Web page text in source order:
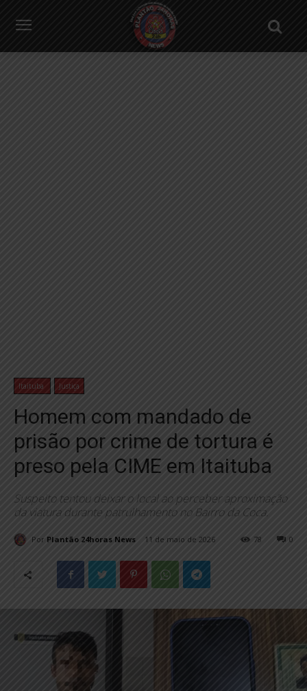
Itaituba Justiça
Homem com mandado de
prisão por crime de tortura é
preso pela CIME em Itaituba
Suspeito tentou deixar o local ao perceber aproximação
da viatura durante patrulhamento no Bairro da Coca.
Por Plantão 24horas News 11 de maio de 2026 0
78